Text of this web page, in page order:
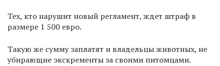
Тех, кто нарушит новый регламент, ждет штраф в
размере 1 500 евро.
Такую же сумму заплатят и владельцы животных, не
убирающие экскременты за своими питомцами.